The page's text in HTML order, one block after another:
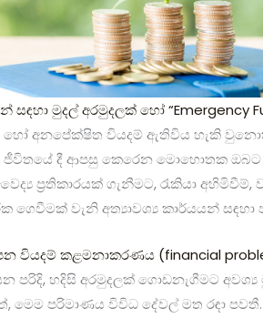
සඳහා මුදල් අරමුදලක් හෝ “Emergency
හෝ අනපේක්ෂිත වියදම් ඇතිවිය හැකි
ජීවිතයේ දී ආපසු කෙරෙන මොහොතක
ප්‍රතිකාරයක් ගැනීමට, රැකියා
ගෙවීමක් වැනි අත්‍යාවශ්‍ය කාර්යයන්
වියදම් කළමනාකරණය (financial
පරිදි, හදිසි අරමුදලක් ගොඩනැගීමට අවශ්‍ය
මෙම පරිමාණය විවිධ දේවල් මත රඳා